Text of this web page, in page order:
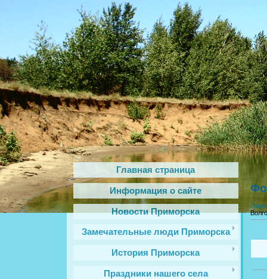
Главная страница
Информация о сайте
Новости Приморска
Замечательные люди Приморска
История Приморска
Праздники нашего села